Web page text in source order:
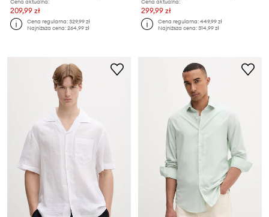
Cena aktualna:
209,99 zł
Cena regularna:329,99 zł
Najniższa cena:264,99 zł
Cena aktualna:
299,99 zł
Cena regularna:449,99 zł
Najniższa cena:314,99 zł